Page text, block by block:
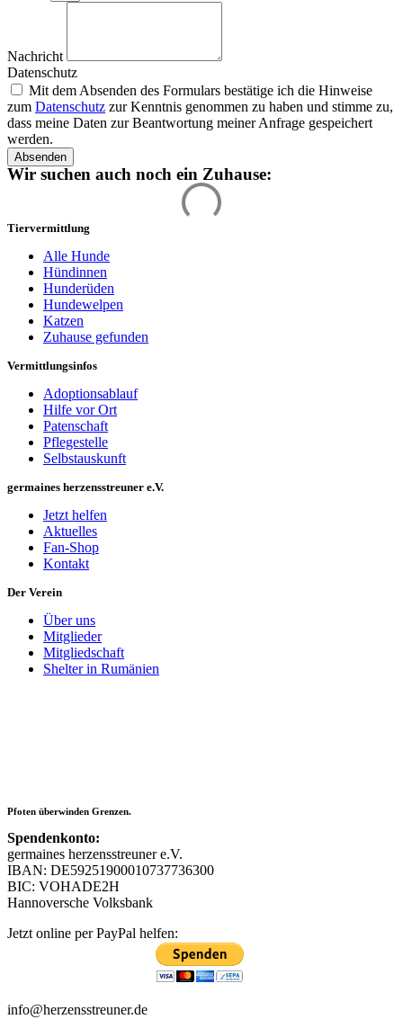
Nachricht
Datenschutz
Mit dem Absenden des Formulars bestätige ich die Hinweise
zum Datenschutz zur Kenntnis genommen zu haben und stimme zu,
dass meine Daten zur Beantwortung meiner Anfrage gespeichert
werden.
Absenden
Wir suchen auch noch ein Zuhause:
Tiervermittlung
Alle Hunde
Hündinnen
Hunderüden
Hundewelpen
Katzen
Zuhause gefunden
Vermittlungsinfos
Adoptionsablauf
Hilfe vor Ort
Patenschaft
Pflegestelle
Selbstauskunft
germaines herzensstreuner e.V.
Jetzt helfen
Aktuelles
Fan-Shop
Kontakt
Der Verein
Über uns
Mitglieder
Mitgliedschaft
Shelter in Rumänien
Pfoten überwinden Grenzen.
Spendenkonto:
germaines herzensstreuner e.V.
IBAN: DE59251900010737736300
BIC: VOHADE2H
Hannoversche Volksbank
Jetzt online per PayPal helfen:
info@herzensstreuner.de